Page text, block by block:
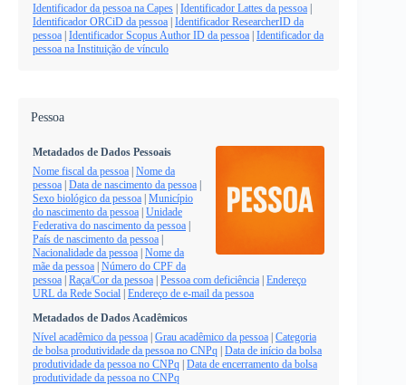
Identificador da pessoa na Capes | Identificador Lattes da pessoa |
Identificador ORCiD da pessoa | Identificador ResearcherID da
pessoa | Identificador Scopus Author ID da pessoa | Identificador da
pessoa na Instituição de vínculo
Pessoa
Metadados de Dados Pessoais
Nome fiscal da pessoa Nome da
pessoa Data de nascimento da pessoa
Sexo biológico da pessoa Município
do nascimento da pessoa Unidade
Federativa do nascimento da pessoa
País de nascimento da pessoa
Nacionalidade da pessoa Nome da
mãe da pessoa Número do CPF da
pessoa Raça/Cor da pessoa Pessoa com deficiência Endereço
URL da Rede Social Endereço de e-mail da pessoa
Metadados de Dados Acadêmicos
Nível acadêmico da pessoa Grau acadêmico da pessoa Categoria
de bolsa produtividade da pessoa no CNPq Data de início da bolsa
produtividade da pessoa no CNPq Data de encerramento da bolsa
produtividade da pessoa no CNPq